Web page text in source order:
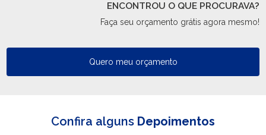
ENCONTROU O QUE PROCURAVA?
Faça seu orçamento grátis agora mesmo!
Quero meu orçamento
Confira alguns Depoimentos